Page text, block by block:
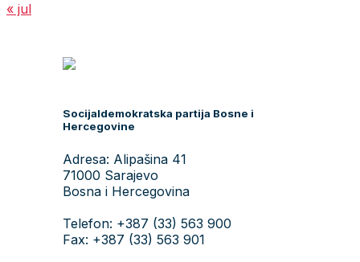
« jul
Socijaldemokratska partija Bosne i
Hercegovine
Adresa: Alipašina 41
71000 Sarajevo
Bosna i Hercegovina
Telefon: +387 (33) 563 900
Fax: +387 (33) 563 901